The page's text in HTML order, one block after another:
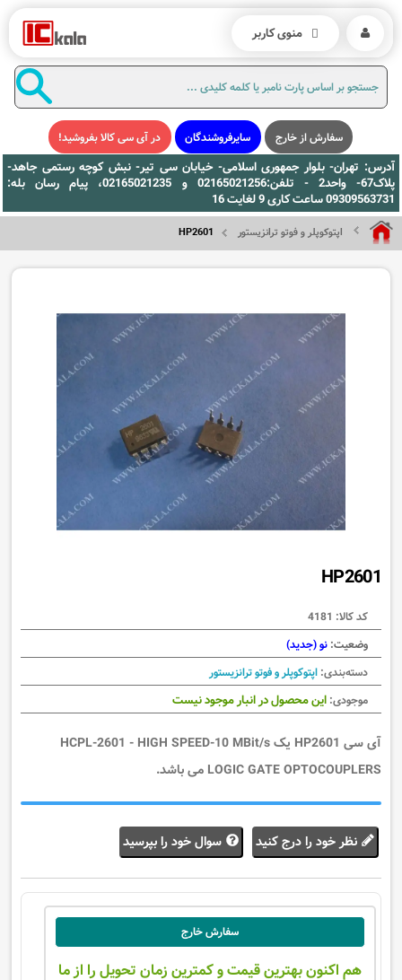
سفارش از خارج سایرفروشندگان در آی سی کالا بفروشید!
آدرس: تهران- بلوار جمهوری اسلامی- خیابان سی تیر- نبش کوچه رستمی جاهد-
پلاک67- واحد2 - تلفن:02165021256 و 02165021235، پیام رسان بله:
09309563731 ساعت کاری 9 لغایت 16
اپتوکوپلر و فوتو ترانزیستور HP2601
HP2601
کد کالا: 4181
وضعیت: نو (جدید)
دسته‌بندی: اپتوکوپلر و فوتو ترانزیستور
موجودی: این محصول در انبار موجود نیست
آی سی HP2601 یک HCPL-2601 - HIGH SPEED-10 MBit/s
LOGIC GATE OPTOCOUPLERS می باشد.
نظر خود را درج کنید سوال خود را بپرسید
سفارش خارج
هم اکنون بهترین قیمت و کمترین زمان تحویل را از ما
منوی کاربر